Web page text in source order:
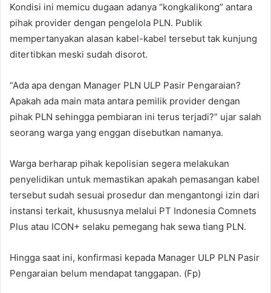
Kondisi ini memicu dugaan adanya “kongkalikong” antara
pihak provider dengan pengelola PLN. Publik
mempertanyakan alasan kabel-kabel tersebut tak kunjung
ditertibkan meski sudah disorot.
“Ada apa dengan Manager PLN ULP Pasir Pengaraian?
Apakah ada main mata antara pemilik provider dengan
pihak PLN sehingga pembiaran ini terus terjadi?” ujar salah
seorang warga yang enggan disebutkan namanya.
Warga berharap pihak kepolisian segera melakukan
penyelidikan untuk memastikan apakah pemasangan kabel
tersebut sudah sesuai prosedur dan mengantongi izin dari
instansi terkait, khususnya melalui PT Indonesia Comnets
Plus atau ICON+ selaku pemegang hak sewa tiang PLN.
Hingga saat ini, konfirmasi kepada Manager ULP PLN Pasir
Pengaraian belum mendapat tanggapan. (Fp)